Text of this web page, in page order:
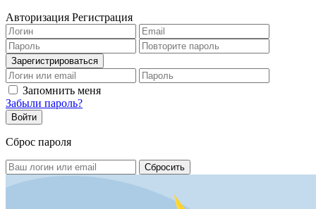
Авторизация Регистрация
Запомнить меня
Забыли пароль?
Сброс пароля